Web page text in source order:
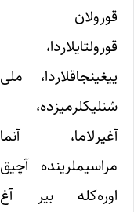
قورولان
قورولتایلاردا،
ییغینجاقلاردا، ملی
شنلیکلرمیزده،
آغیرلاما، آنما
مراسیملرینده آچیق
اوره‌کله بیر آغ